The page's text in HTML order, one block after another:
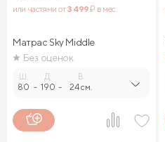
или частями от3 499₽ в мес.
Матрас Sky Middle
Без оценок
Ш.
80 -
Д.
190 -
В.
24 см.